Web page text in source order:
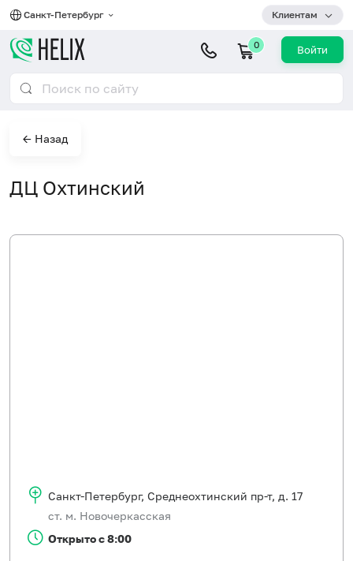
Санкт-Петербург Клиентам
0 Войти
← Назад
ДЦ Охтинский
Санкт-Петербург, Среднеохтинский пр-т, д. 17
ст. м. Новочеркасская
Открыто с 8:00